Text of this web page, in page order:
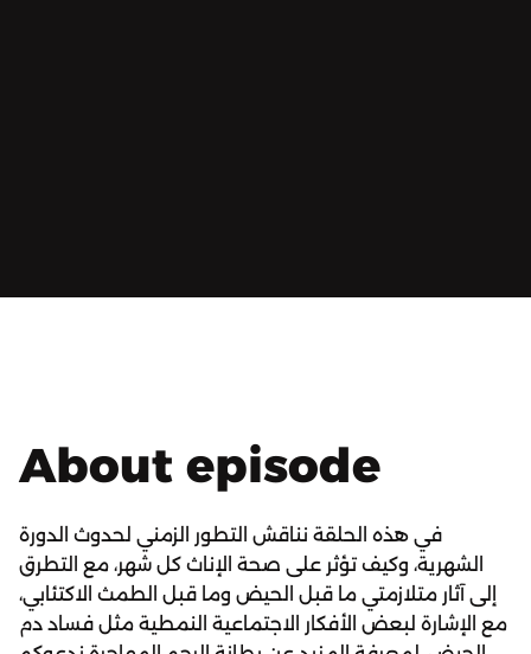
About episode
في هذه الحلقة نناقش التطور الزمني لحدوث الدورة
الشهرية، وكيف تؤثر على صحة الإناث كل شهر، مع التطرق
إلى آثار متلازمتي ما قبل الحيض وما قبل الطمث الاكتئابي،
مع الإشارة لبعض الأفكار الاجتماعية النمطية مثل فساد دم